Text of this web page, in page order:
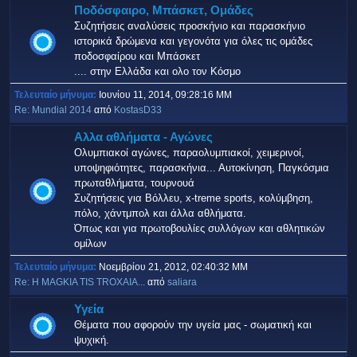
Ποδόσφαιρο, Μπάσκετ, Ομάδες
Συζητήσεις αναλύσεις προσκήνιο και παρασκήνιο
ιστορικά δρώμενα και γεγονότα για όλες τις ομάδες
ποδοσφαίρου και Μπάσκετ
.... στην Ελλάδα και ολο τον Κόσμο
Τελευταίο μήνυμα: Ιουνίου 11, 2014, 09:28:16 ΜΜ
Re: Mundial 2014 από KostasD33
Αλλα αθλήματα - Αγώνες
Ολυμπιακοί αγώνες, παραολυμπιακοί, χειμερινοί,
υποψηφιότητες, παρασκήνια... Αυτοκίνηση, Παγκόσμια
πρωταθλήματα, τουρνουά
Συζητήσεις για Βόλλευ, x-treme sports, κολύμβηση,
πόλο, χάντμπολ και άλλα αθλήματα.
Όπως και για πρωτοβουλίες συλλόγων και αθλητικών
ομίλων
Τελευταίο μήνυμα: Νοεμβρίου 21, 2012, 02:40:32 ΜΜ
Re: H MAGKIA TIS TROXAIA... από saliara
Υγεία
Θέματα που αφορούν την υγεία μας - σωματική και
ψυχική.